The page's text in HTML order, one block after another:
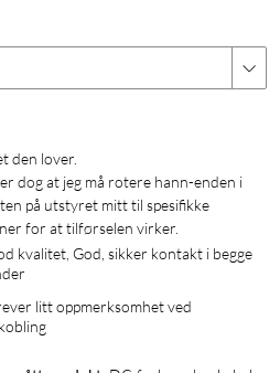
dog at jeg må rotere hann-enden i
på utstyret mitt til spesifikke
for at tilførselen virker.
kvalitet, God, sikker kontakt i begge
litt oppmerksomhet ved